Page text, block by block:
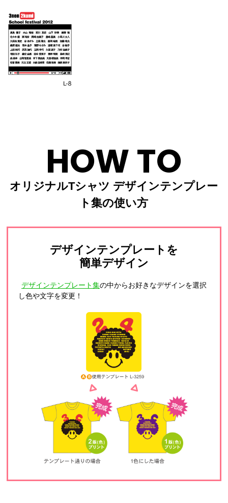
HOW TO
オリジナルTシャツ デザインテンプレー
ト集の使い方
デザインテンプレートを
簡単デザイン
デザインテンプレート集の中からお好きなデザインを選択
し色や文字を変更！